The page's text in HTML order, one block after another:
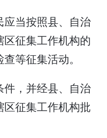
当按照县、自治
征集工作机构的
等征集活动。
，并经县、自治
征集工作机构批